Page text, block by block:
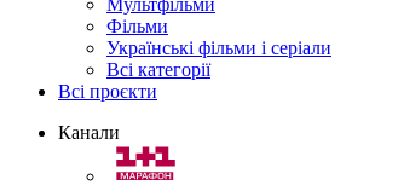
Мультфільми
Фільми
Українські фільми і серіали
Всі категорії
Всі проєкти
Канали